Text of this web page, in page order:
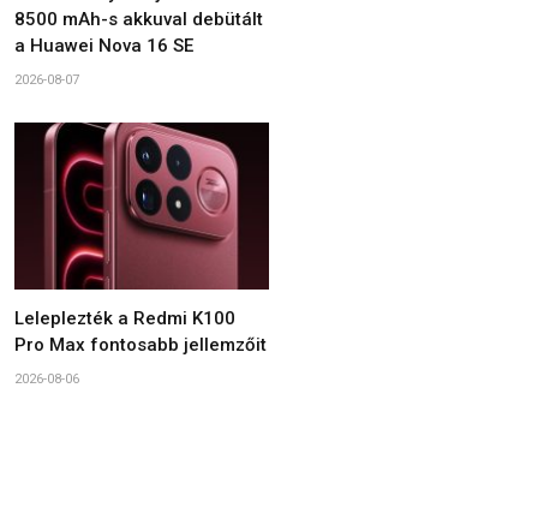
8500 mAh-s akkuval debütált
a Huawei Nova 16 SE
2026-08-07
Leleplezték a Redmi K100
Pro Max fontosabb jellemzőit
2026-08-06